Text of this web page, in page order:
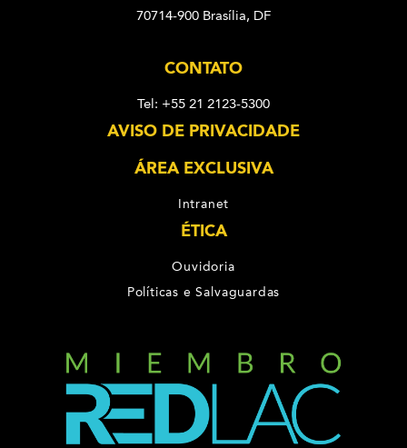
70714-900 Brasília, DF
CONTATO
Tel: +55 21 2123-5300
AVISO DE PRIVACIDADE
ÁREA EXCLUSIVA
Intranet
ÉTICA
Ouvidoria
Políticas e Salvaguardas